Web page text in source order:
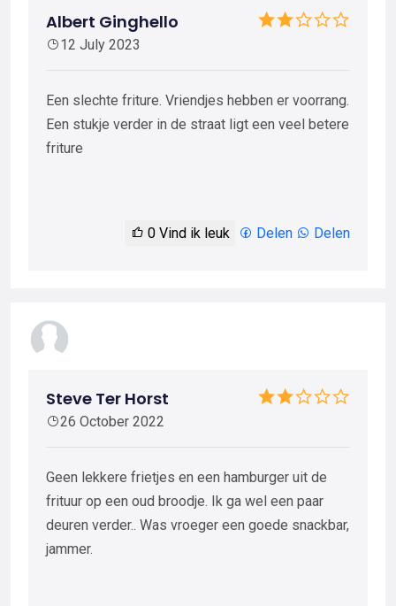
Albert Ginghello
12 July 2023
Een slechte friture. Vriendjes hebben er voorrang.
Een stukje verder in de straat ligt een veel betere
friture
0 Vind ik leuk Delen Delen
Steve Ter Horst
26 October 2022
Geen lekkere frietjes en een hamburger uit de
frituur op een oud broodje. Ik ga wel een paar
deuren verder.. Was vroeger een goede snackbar,
jammer.